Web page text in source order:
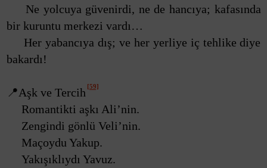
Ne yolcuya güvenirdi, ne de hancıya; kafasında
bir kuruntu merkezi vardı…
Her yabancıya dış; ve her yerliye iç tehlike diye
bakardı!
📍Aşk ve Tercih [59]
Romantikti aşkı Ali’nin.
Zengindi gönlü Veli’nin.
Maçoydu Yakup.
Yakışıklıydı Yavuz.